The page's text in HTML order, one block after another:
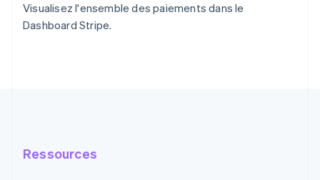
Visualisez l'ensemble des paiements dans le
Dashboard Stripe.
Ressources